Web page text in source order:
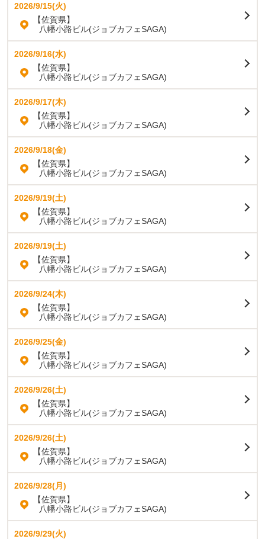
2026/9/15(火)
【佐賀県】
八幡小路ビル(ジョブカフェSAGA)
2026/9/16(水)
【佐賀県】
八幡小路ビル(ジョブカフェSAGA)
2026/9/17(木)
【佐賀県】
八幡小路ビル(ジョブカフェSAGA)
2026/9/18(金)
【佐賀県】
八幡小路ビル(ジョブカフェSAGA)
2026/9/19(土)
【佐賀県】
八幡小路ビル(ジョブカフェSAGA)
2026/9/19(土)
【佐賀県】
八幡小路ビル(ジョブカフェSAGA)
2026/9/24(木)
【佐賀県】
八幡小路ビル(ジョブカフェSAGA)
2026/9/25(金)
【佐賀県】
八幡小路ビル(ジョブカフェSAGA)
2026/9/26(土)
【佐賀県】
八幡小路ビル(ジョブカフェSAGA)
2026/9/26(土)
【佐賀県】
八幡小路ビル(ジョブカフェSAGA)
2026/9/28(月)
【佐賀県】
八幡小路ビル(ジョブカフェSAGA)
2026/9/29(火)